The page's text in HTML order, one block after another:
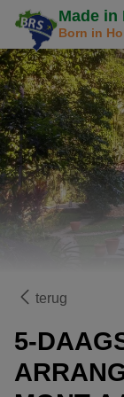
Made in
Born in
terug
5-